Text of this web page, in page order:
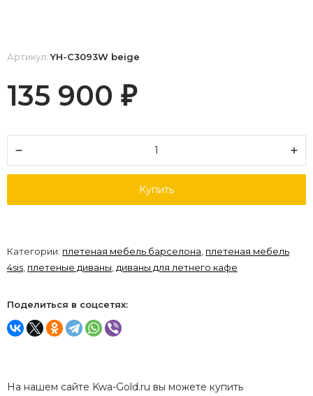
Артикул:YH-C3093W beige
135 900 ₽
Купить
Категории: плетеная мебель барселона, плетеная мебель
4sis, плетеные диваны,диваны для летнего кафе
Поделиться в соцсетях:
На нашем сайте Kwa-Gold.ru вы можете купить